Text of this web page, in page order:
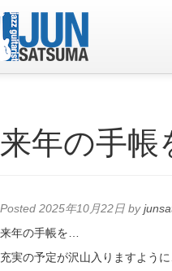
Live Schedule
Photo
Contact
来年の手
Posted 2025年10月22日 by
来年の手帳を…
充実の予定が沢山入りますように